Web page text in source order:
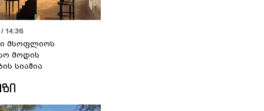
14:36
მსოფლიოს
მოდის
სიაშია